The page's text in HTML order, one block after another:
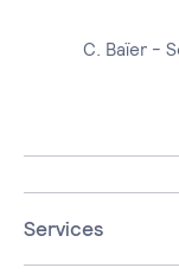
C. Baïer -
Services
Infrastructure